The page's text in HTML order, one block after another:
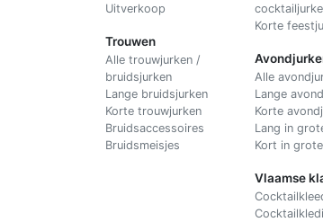
Uitverkoop
Trouwen
Alle trouwjurken /
bruidsjurken
Lange bruidsjurken
Korte trouwjurken
Bruidsaccessoires
Bruidsmeisjes
Korte
Alle
Lange
Korte
Lang in
Kort in
Vlaamse